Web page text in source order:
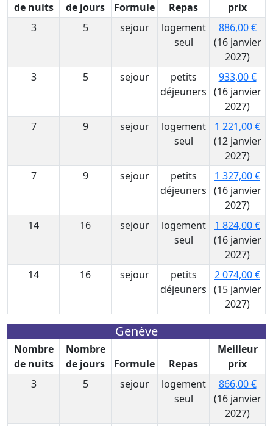
de nuits
de jours
Formule Repas
prix
3
5 sejour
logement
seul
886,00 €
(16 janvier
2027)
3
5 sejour
petits
déjeuners
933,00 €
(16 janvier
2027)
7
9 sejour
logement
seul
1 221,00 €
(12 janvier
2027)
7
9 sejour
petits
déjeuners
1 327,00 €
(16 janvier
2027)
14
16 sejour
logement
seul
1 824,00 €
(16 janvier
2027)
14
16 sejour
petits
déjeuners
2 074,00 €
(15 janvier
2027)
Genève
Nombre
de nuits
Nombre
de jours
Formule Repas
Meilleur
prix
3
5 sejour
logement
seul
866,00 €
(16 janvier
2027)